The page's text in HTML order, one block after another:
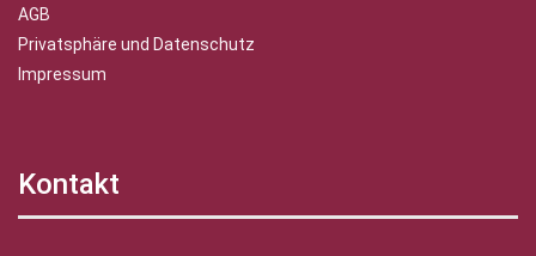
AGB
Privatsphäre und Datenschutz
Impressum
Kontakt